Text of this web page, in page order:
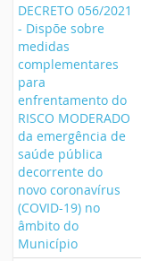
DECRETO 056/2021
- Dispõe sobre
medidas
complementares
para
enfrentamento do
RISCO MODERADO
da emergência de
saúde pública
decorrente do
novo coronavírus
(COVID-19) no
âmbito do
Município